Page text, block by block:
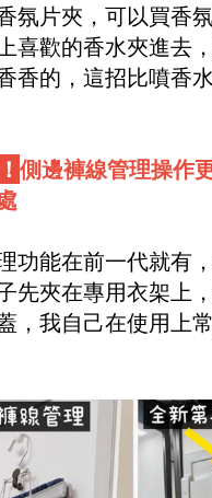
氛片夾，可以買香
喜歡的香水夾進去，
香的，這招比噴香
側邊褲線管理操作
功能在前一代就有
先夾在專用衣架上
，我自己在使用上